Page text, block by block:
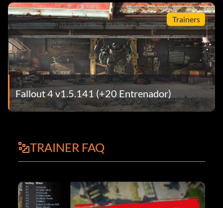
Trainers
Fallout 4 v1.5.141 (+20 Entrenador)
TRAINER FAQ